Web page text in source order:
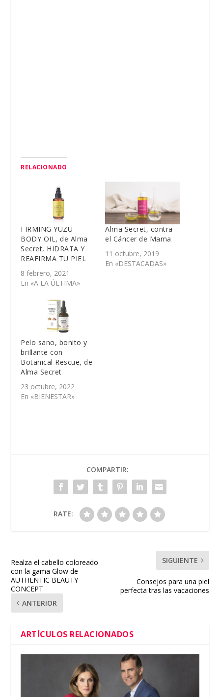
RELACIONADO
FIRMING YUZU
BODY OIL, de Alma
Secret, HIDRATA Y
REAFIRMA TU PIEL
8 febrero, 2021
En «A LA ÚLTIMA»
Alma Secret, contra
el Cáncer de Mama
11 octubre, 2019
En «DESTACADAS»
Pelo sano, bonito y
brillante con
Botanical Rescue, de
Alma Secret
23 octubre, 2022
En «BIENESTAR»
COMPARTIR:
RATE:
Realza el cabello coloreado
con la gama Glow de
AUTHENTIC BEAUTY
CONCEPT
ANTERIOR
SIGUIENTE
Consejos para una piel
perfecta tras las vacaciones
ARTÍCULOS RELACIONADOS